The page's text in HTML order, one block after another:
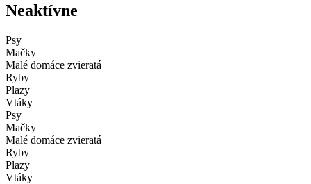
Neaktívne
Psy
Mačky
Malé domáce zvieratá
Ryby
Plazy
Vtáky
Psy
Mačky
Malé domáce zvieratá
Ryby
Plazy
Vtáky